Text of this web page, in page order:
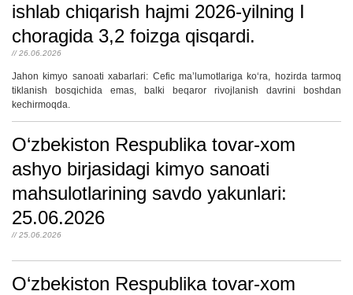
ishlab chiqarish hajmi 2026-yilning I
choragida 3,2 foizga qisqardi.
// 26.06.2026
Jahon kimyo sanoati xabarlari: Cefic maʼlumotlariga koʻra, hozirda tarmoq
tiklanish bosqichida emas, balki beqaror rivojlanish davrini boshdan
kechirmoqda.
O‘zbekiston Respublika tovar-xom
ashyo birjasidagi kimyo sanoati
mahsulotlarining savdo yakunlari:
25.06.2026
// 25.06.2026
O‘zbekiston Respublika tovar-xom